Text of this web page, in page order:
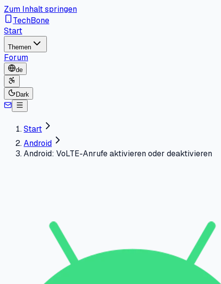
Zum Inhalt springen
TechBone
Start
Themen
Forum
de
Dark
Start
Android
Android: VoLTE-Anrufe aktivieren oder deaktivieren